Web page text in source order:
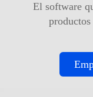
El software